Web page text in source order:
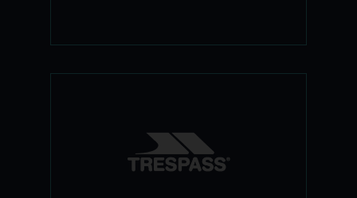
במספר רמות מחיר. הביגוד מאופיין בצבעים
ובעיצובים צעירים, ומתאים לגולשי סקי בכל
הרמות, המחפשים ביגוד איכותי במחירים